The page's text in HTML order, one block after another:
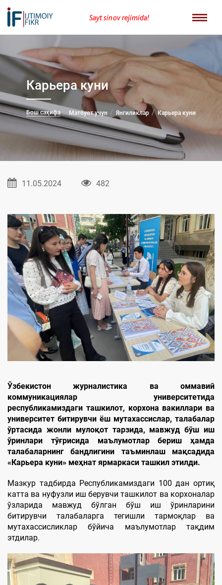
Sayt sinov rejimida!
Карьера куни
Бош саҳифа Матбуот учун Янгиликлар Карьера куни
11.05.2024 482
Ўзбекистон журналистика ва оммавий
коммуникациялар университетида
республикамиздаги ташкилот, корхона вакиллари ва
университет битирувчи ёш мутахассислар, талабалар
ўртасида жонли мулоқот тарзида, мавжуд бўш иш
ўринлари тўғрисида маълумотлар бериш ҳамда
талабаларнинг бандлигини таъминлаш мақсадида
«Карьера куни» меҳнат ярмаркаси ташкил этилди.
Мазкур тадбирда Республикамиздаги 100 дан ортиқ
катта ва нуфузли иш берувчи ташкилот ва корхоналар
ўзларида мавжуд бўлган бўш иш ўринларини
битирувчи талабаларга тегишли тармоқлар ва
мутахассисликлар бўйича маълумотлар тақдим
этдилар.